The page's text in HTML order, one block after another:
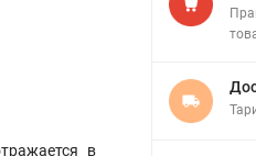
в